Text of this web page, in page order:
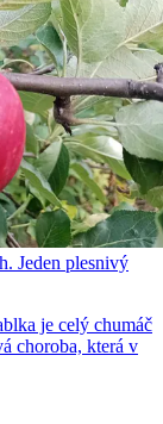
Jeden plesnivý
je celý chumáč
choroba, která v